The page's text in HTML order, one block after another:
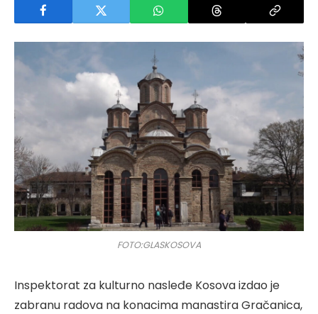
FOTO:GLASKOSOVA
Inspektorat za kulturno nasleđe Kosova izdao je
zabranu radova na konacima manastira Gračanica,